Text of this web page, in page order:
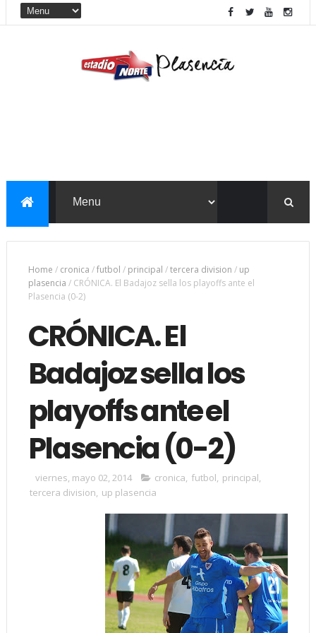
Home / cronica /futbol / principal /tercera division / up
plasencia / CRÓNICA. El Badajoz sella los playoffs ante el
Plasencia (0-2)
CRÓNICA. El
Badajoz sella los
playoffs ante el
Plasencia (0-2)
viernes, mayo 02, 2014 cronica, futbol, principal,
tercera division, up plasencia